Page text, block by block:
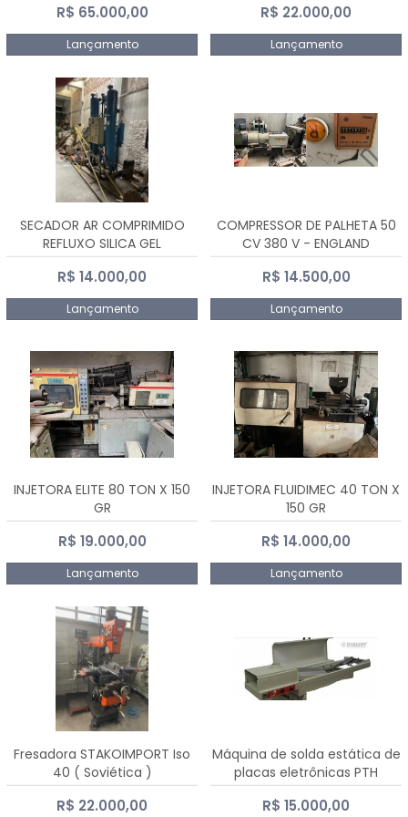
R$ 65.000,00
Lançamento
R$ 22.000,00
Lançamento
SECADOR AR COMPRIMIDO
REFLUXO SILICA GEL
R$ 14.000,00
Lançamento
COMPRESSOR DE PALHETA 50
CV 380 V - ENGLAND
R$ 14.500,00
Lançamento
INJETORA ELITE 80 TON X 150
GR
R$ 19.000,00
Lançamento
INJETORA FLUIDIMEC 40 TON X
150 GR
R$ 14.000,00
Lançamento
Fresadora STAKOIMPORT Iso
40 ( Soviética )
R$ 22.000,00
Máquina de solda estática de
placas eletrônicas PTH
DIALSAT
R$ 15.000,00